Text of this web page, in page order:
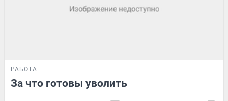
РАБОТА
За что готовы уволить